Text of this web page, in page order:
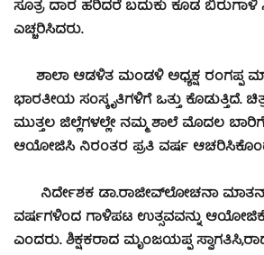
ಸೂತ್ರ ದಾರ ಹರಿದರೆ ಬದುಕು ಕೂಡ ಬಿರುಗಾಳಿ
ಎಚ್ಚರಿಸಿದರು.
ಶಾಲಾ ಆಡಳಿತ ಮಂಡಳಿ ಅಧ್ಯಕ್ಷ ರಂಗಪ್ಪ
ಭಾರತೀಯ ಸಂಸ್ಕೃತಿಗಳಿಗೆ ಒತ್ತು ಕೊಡುತ್ತಿದೆ.
ಮುತ್ತಲ ಜಿಲ್ಲೆಗಳಲ್ಲೇ ನಮ್ಮ ಶಾಲೆ ಮೊದಲ
ಆಯೋಜಿಸಿ ನಿರಂತರ ಪ್ರತಿ ವರ್ಷ
ನಿರ್ದೇಶಕ ಡಾ.ರಾಜೀವ್‍ಲೋಚನಾ
ವರ್ಷಗಳಿಂದ ಗಾಳಿಪಟ ಉತ್ಸವವನ್ನು
ಎಂದರು. ಶಿಕ್ಷಕರಾದ ಮೃಂಜಯಪ್ಪ